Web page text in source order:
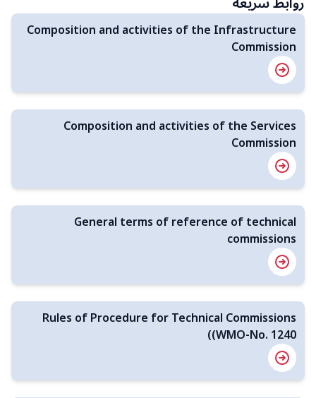
Composition and activities of the Infrastructure
Commission
Composition and activities of the Services
Commission
General terms of reference of technical
commissions
Rules of Procedure for Technical Commissions
(WMO-No. 1240)